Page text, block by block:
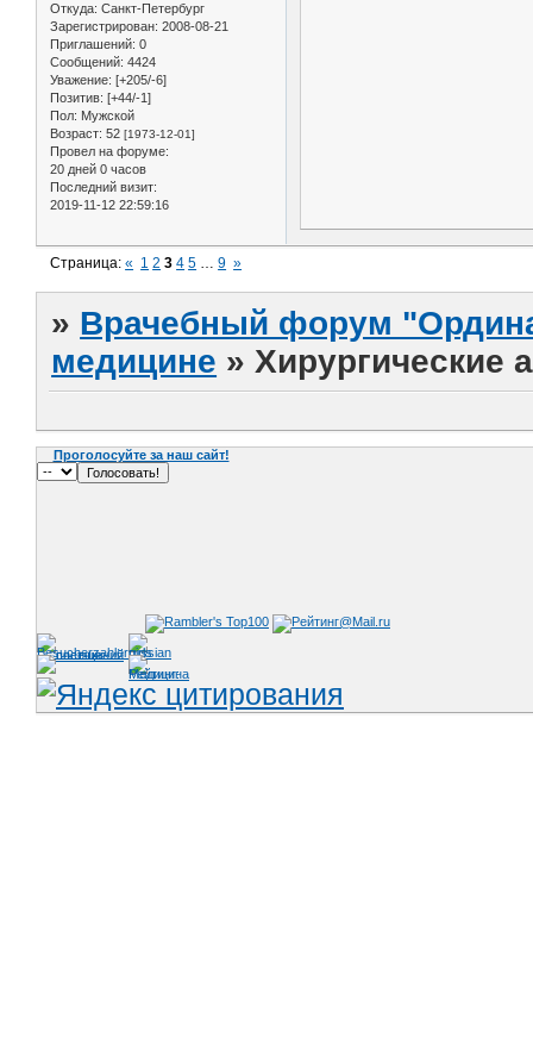
Откуда: Санкт-Петербург
Зарегистрирован: 2008-08-21
Приглашений: 0
Сообщений: 4424
Уважение: [+205/-6]
Позитив: [+44/-1]
Пол: Мужской
Возраст: 52 [1973-12-01]
Провел на форуме:
20 дней 0 часов
Последний визит:
2019-11-12 22:59:16
Страница:« 1 2 3 4 5 … 9 »
» Врачебный форум
медицине » Хирургические
Проголосуйте за наш сайт!